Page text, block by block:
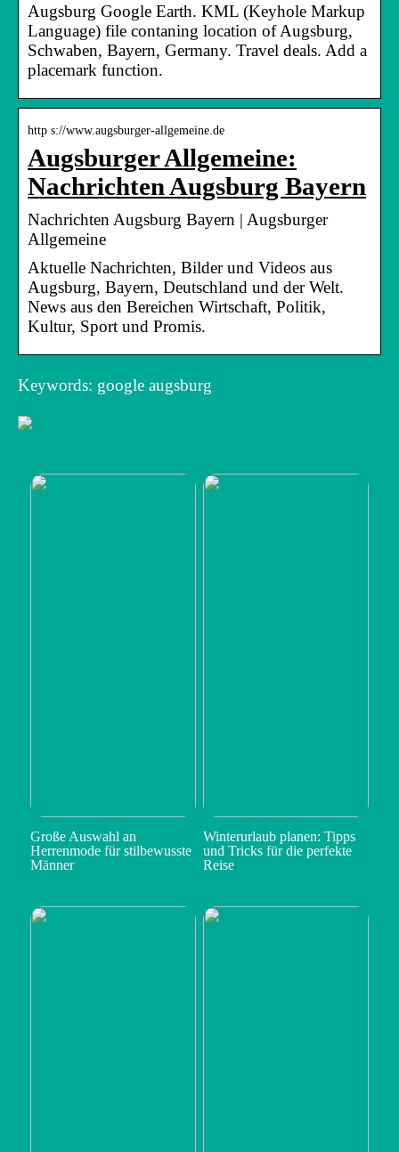
Augsburg Google Earth. KML (Keyhole Markup
Language) file contaning location of Augsburg,
Schwaben, Bayern, Germany. Travel deals. Add a
placemark function.
http s://www.augsburger-allgemeine.de
Augsburger Allgemeine:
Nachrichten Augsburg Bayern
Nachrichten Augsburg Bayern | Augsburger
Allgemeine
Aktuelle Nachrichten, Bilder und Videos aus
Augsburg, Bayern, Deutschland und der Welt.
News aus den Bereichen Wirtschaft, Politik,
Kultur, Sport und Promis.
Keywords: google augsburg
Große Auswahl an
Herrenmode für stilbewusste
Männer
Winterurlaub planen: Tipps
und Tricks für die perfekte
Reise